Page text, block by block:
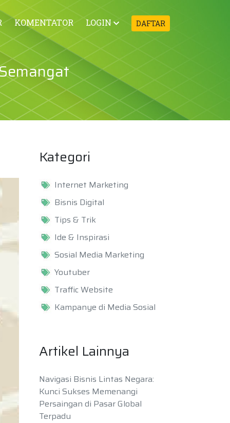
KOMENTATOR LOGIN DAFTAR
Kategori
Internet Marketing
Bisnis Digital
Tips & Trik
Ide & Inspirasi
Sosial Media Marketing
Youtuber
Traffic Website
Kampanye di Media Sosial
Artikel Lainnya
Navigasi Bisnis Lintas Negara:
Kunci Sukses Memenangi
Persaingan di Pasar Global
Terpadu